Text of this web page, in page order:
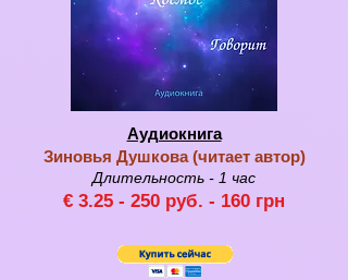
Аудиокнига
Зиновья Душкова (читает автор)
Длительность - 1 час
€ 3.25 - 250 руб. - 160 грн